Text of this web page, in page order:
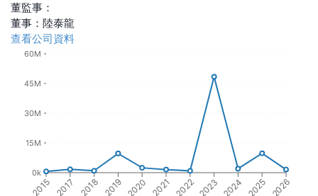
董監事：
董事 ： 陸泰龍
查看公司資料
2015 2017 2018 2019 2020 2021 2022 2023 2024 2025 2026
0k
15M
30M
45M
60M